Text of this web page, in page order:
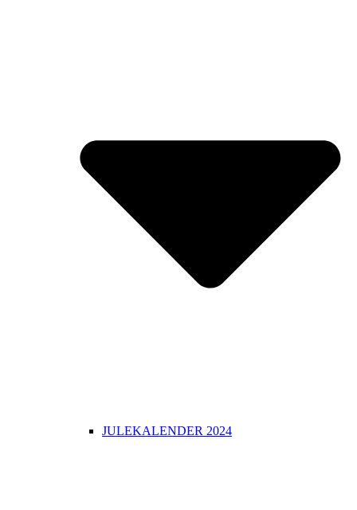
JULEKALENDER 2024